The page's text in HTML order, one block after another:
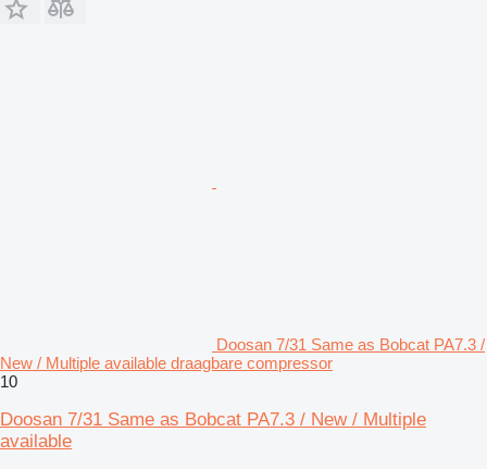
Doosan 7/31 Same as Bobcat PA7.3 /
New / Multiple available draagbare compressor
10
Doosan 7/31 Same as Bobcat PA7.3 / New / Multiple
available